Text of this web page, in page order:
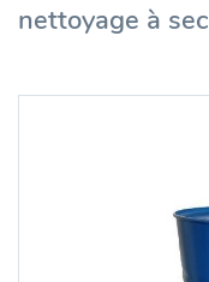
nettoyage à sec